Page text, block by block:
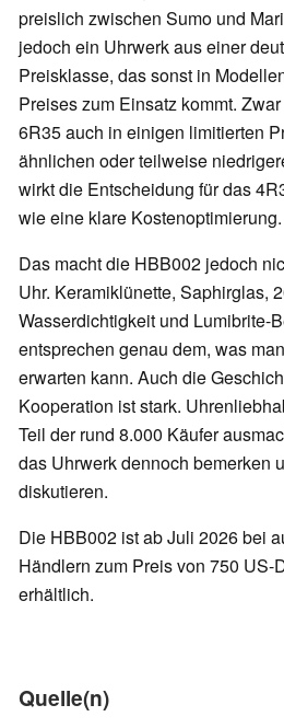
preislich zwischen Sumo und
jedoch ein Uhrwerk aus einer
Preisklasse, das sonst in
Preises zum Einsatz kommt.
6R35 auch in einigen limitierten
ähnlichen oder teilweise
wirkt die Entscheidung für das
wie eine klare Kostenoptimierung.
Das macht die HBB002 jedoch
Uhr. Keramiklünette, Saphirglas,
Wasserdichtigkeit und Lumibrite-
entsprechen genau dem, was
erwarten kann. Auch die
Kooperation ist stark.
Teil der rund 8.000 Käufer
das Uhrwerk dennoch bemerken
diskutieren.
Die HBB002 ist ab Juli 2026 bei
Händlern zum Preis von 750 US-
erhältlich.
Quelle(n)